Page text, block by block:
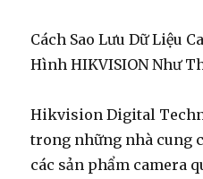
Cách Sao Lưu Dữ Liệu
Hình HIKVISION Như
Hikvision Digital
trong những nhà cung
các sản phẩm camera